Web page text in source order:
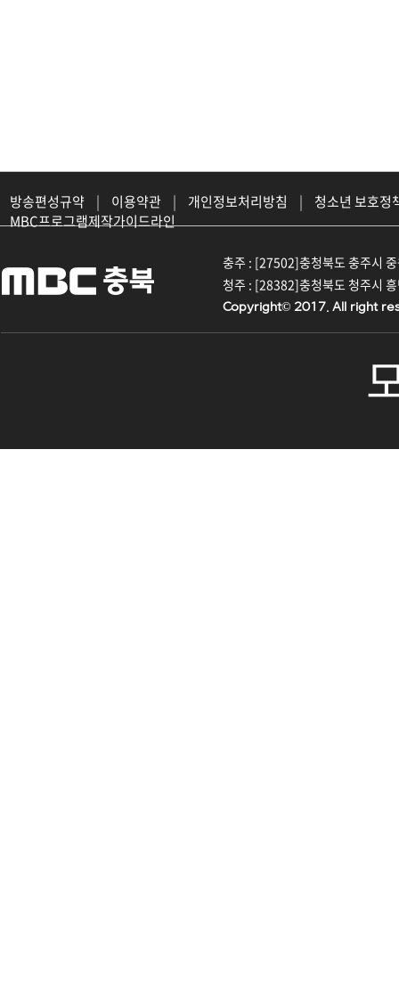
방송편성규약 | 이용약관 | 개인정보처리방침 |
청소년 보호정
MBC프로그램제작가이드라인
충주 : [27502]충청북도 충주시
청주 : [28382]충청북도 청주시
Copyright© 2017. All right